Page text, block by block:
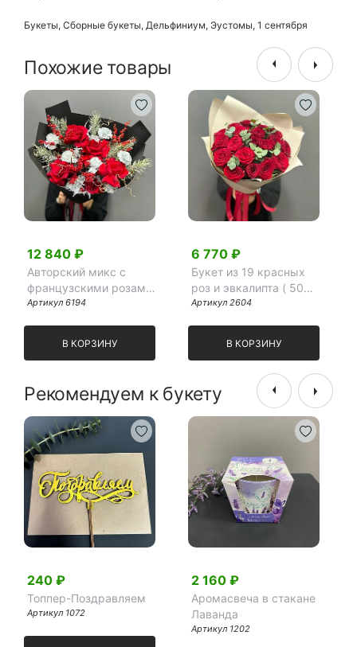
Букеты, Сборные букеты, Дельфиниум, Эустомы, 1 сентября
Похожие товары
12 840 ₽
Авторский микс с
французскими розами
в черном фоамране
Артикул 6194
В КОРЗИНУ
6 770 ₽
Букет из 19 красных
роз и эвкалипта ( 50
см)
Артикул 2604
В КОРЗИНУ
Рекомендуем к букету
240 ₽
Топпер-Поздравляем
Артикул 1072
2 160 ₽
Аромасвеча в стакане
Лаванда
Артикул 1202